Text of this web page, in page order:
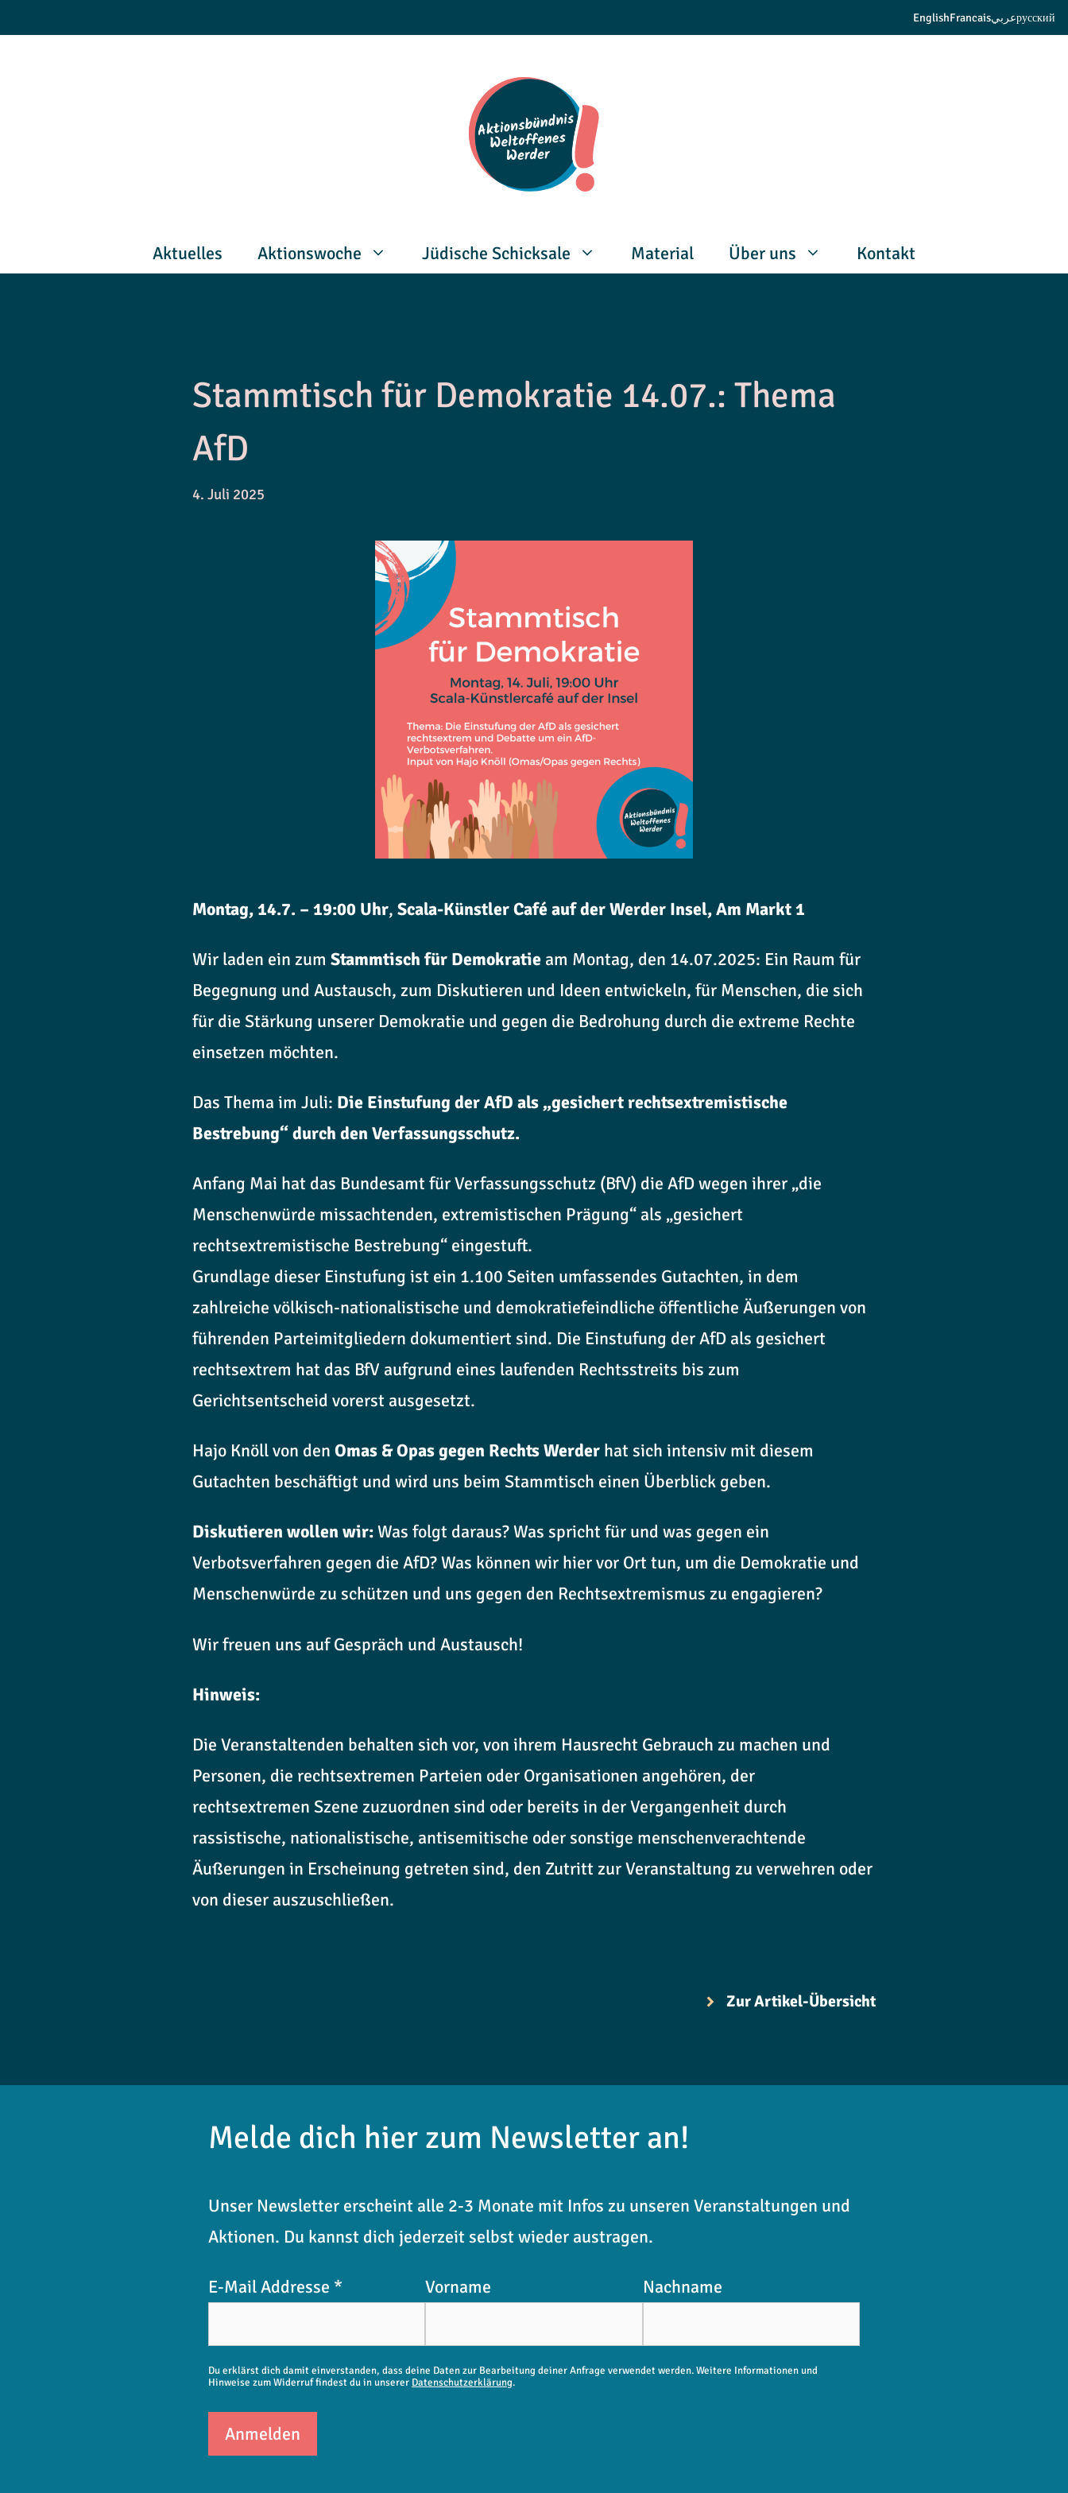
EnglishFrancaisعربيрусский
Aktuelles Aktionswoche Jüdische Schicksale Material Über uns Kontakt
Stammtisch für Demokratie 14.07.: Thema
AfD
4. Juli 2025
Montag, 14.7. – 19:00 Uhr, Scala-Künstler Café auf der Werder Insel, Am Markt 1
Wir laden ein zum Stammtisch für Demokratie am Montag, den 14.07.2025: Ein Raum für
Begegnung und Austausch, zum Diskutieren und Ideen entwickeln, für Menschen, die sich
für die Stärkung unserer Demokratie und gegen die Bedrohung durch die extreme Rechte
einsetzen möchten.
Das Thema im Juli: Die Einstufung der AfD als „gesichert rechtsextremistische
Bestrebung“ durch den Verfassungsschutz.
Anfang Mai hat das Bundesamt für Verfassungsschutz (BfV) die AfD wegen ihrer „die
Menschenwürde missachtenden, extremistischen Prägung“ als „gesichert
rechtsextremistische Bestrebung“ eingestuft.
Grundlage dieser Einstufung ist ein 1.100 Seiten umfassendes Gutachten, in dem
zahlreiche völkisch-nationalistische und demokratiefeindliche öffentliche Äußerungen von
führenden Parteimitgliedern dokumentiert sind. Die Einstufung der AfD als gesichert
rechtsextrem hat das BfV aufgrund eines laufenden Rechtsstreits bis zum
Gerichtsentscheid vorerst ausgesetzt.
Hajo Knöll von den Omas & Opas gegen Rechts Werder hat sich intensiv mit diesem
Gutachten beschäftigt und wird uns beim Stammtisch einen Überblick geben.
Diskutieren wollen wir:Was folgt daraus? Was spricht für und was gegen ein
Verbotsverfahren gegen die AfD? Was können wir hier vor Ort tun, um die Demokratie und
Menschenwürde zu schützen und uns gegen den Rechtsextremismus zu engagieren?
Wir freuen uns auf Gespräch und Austausch!
Hinweis:
Die Veranstaltenden behalten sich vor, von ihrem Hausrecht Gebrauch zu machen und
Personen, die rechtsextremen Parteien oder Organisationen angehören, der
rechtsextremen Szene zuzuordnen sind oder bereits in der Vergangenheit durch
rassistische, nationalistische, antisemitische oder sonstige menschenverachtende
Äußerungen in Erscheinung getreten sind, den Zutritt zur Veranstaltung zu verwehren oder
von dieser auszuschließen.
Zur Artikel-Übersicht
Melde dich hier zum Newsletter an!
Unser Newsletter erscheint alle 2-3 Monate mit Infos zu unseren Veranstaltungen und
Aktionen. Du kannst dich jederzeit selbst wieder austragen.
E-Mail Addresse * Vorname Nachname
Du erklärst dich damit einverstanden, dass deine Daten zur Bearbeitung deiner Anfrage verwendet werden. Weitere Informationen und
Hinweise zum Widerruf findest du in unserer Datenschutzerklärung.